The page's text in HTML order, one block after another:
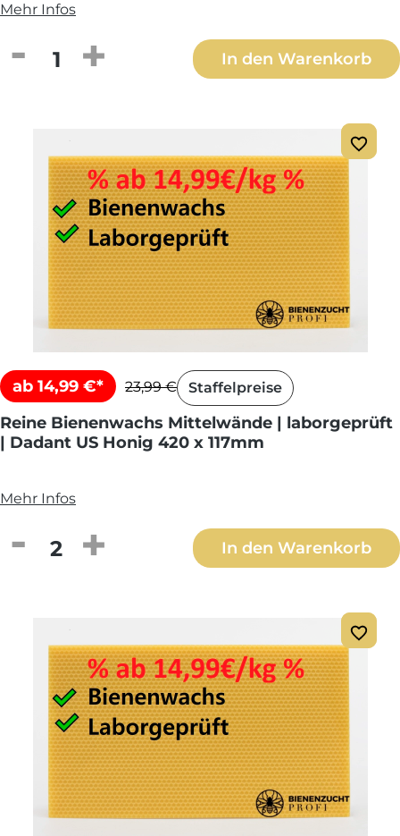
Mehr Infos
Produkt Anzahl: Gib den gewünschten
In den Warenkorb
ab 14,99 €* 23,99 € Staffelpreise
Reine Bienenwachs Mittelwände | laborgeprüft
| Dadant US Honig 420 x 117mm
Mehr Infos
Produkt Anzahl: Gib den gewünschten
In den Warenkorb